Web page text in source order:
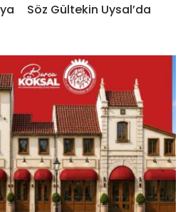
Söz Gültekin Uysal’da